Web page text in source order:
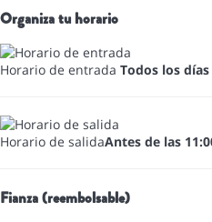
Organiza tu horario
Horario de entrada Todos los días
Horario de salidaAntes de las
Fianza (reembolsable)